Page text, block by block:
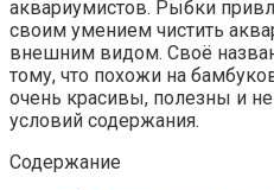
аквариумистов. Рыбки
своим умением чистить
внешним видом. Своё
тому, что похожи на
очень красивы, полезны и
условий содержания.
Содержание